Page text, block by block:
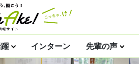
インターン 先輩の声